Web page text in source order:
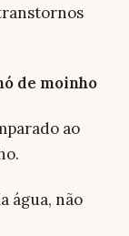
de moinho
ao
água, não